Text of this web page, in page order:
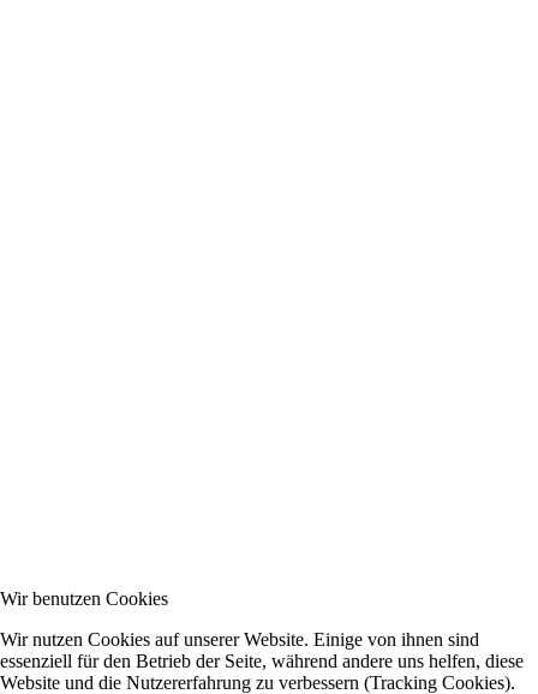
Wir benutzen Cookies
Wir nutzen Cookies auf unserer Website. Einige von ihnen sind
essenziell für den Betrieb der Seite, während andere uns helfen, diese
Website und die Nutzererfahrung zu verbessern (Tracking Cookies).